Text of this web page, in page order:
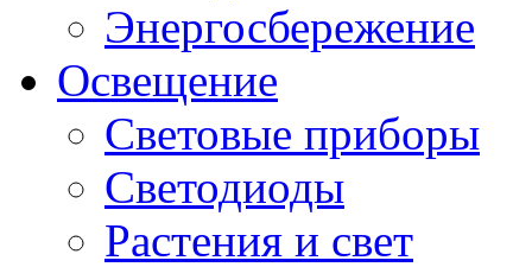
Энергосбережение
Освещение
Световые приборы
Светодиоды
Растения и свет